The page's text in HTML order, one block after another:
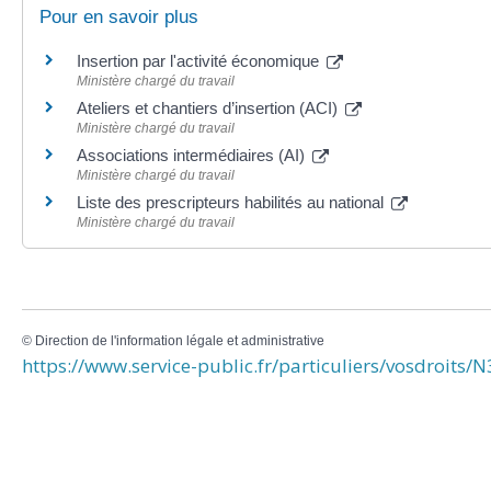
Pour en savoir plus
Insertion par l'activité économique
Ministère chargé du travail
Ateliers et chantiers d’insertion (ACI)
Ministère chargé du travail
Associations intermédiaires (AI)
Ministère chargé du travail
Liste des prescripteurs habilités au national
Ministère chargé du travail
© Direction de l'information légale et administrative
https://www.service-public.fr/particuliers/vosdroits/